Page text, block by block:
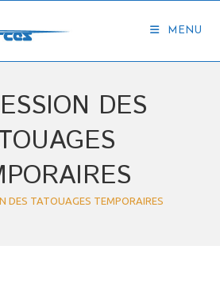
MENU
DES
DES TATOUAGES TEMPORAIRES